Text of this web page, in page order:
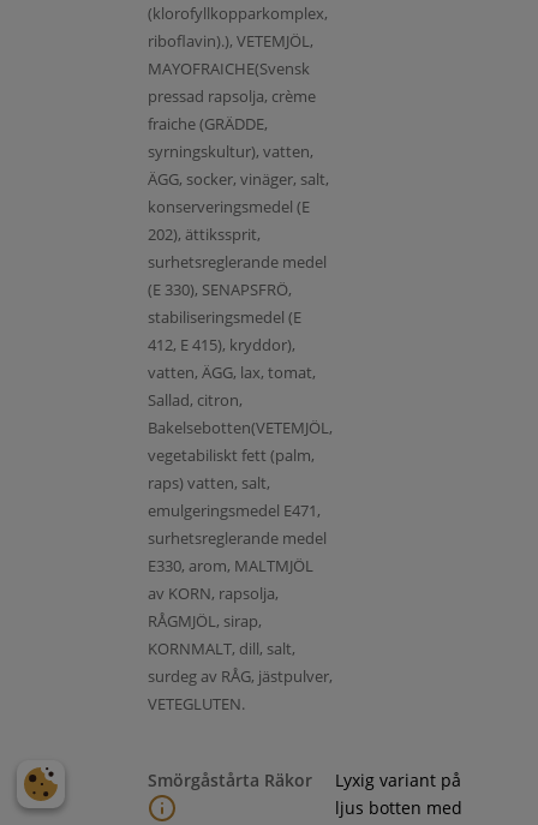
(klorofyllkopparkomplex,
riboflavin).), VETEMJÖL,
MAYOFRAICHE(Svensk
pressad rapsolja, crème
fraiche (GRÄDDE,
syrningskultur), vatten,
ÄGG, socker, vinäger, salt,
konserveringsmedel (E
202), ättikssprit,
surhetsreglerande medel
(E 330), SENAPSFRÖ,
stabiliseringsmedel (E
412, E 415), kryddor),
vatten, ÄGG, lax, tomat,
Sallad, citron,
Bakelsebotten(VETEMJÖL,
vegetabiliskt fett (palm,
raps) vatten, salt,
emulgeringsmedel E471,
surhetsreglerande medel
E330, arom, MALTMJÖL
av KORN, rapsolja,
RÅGMJÖL, sirap,
KORNMALT, dill, salt,
surdeg av RÅG, jästpulver,
VETEGLUTEN.
Smörgåstårta Räkor
Lyxig variant på
ljus botten med